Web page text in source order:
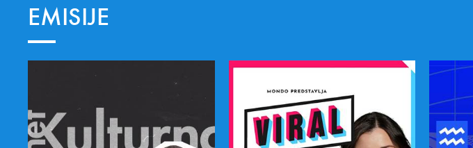
EMISIJE